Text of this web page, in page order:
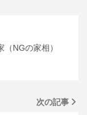
NGの家相）
次の記事